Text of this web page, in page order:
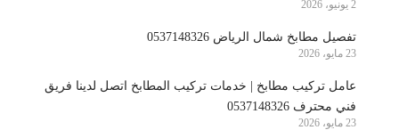
2 يونيو، 2026
تفصيل مطابخ شمال الرياض 0537148326
23 مايو، 2026
عامل تركيب مطابخ | خدمات تركيب المطابخ اتصل لدينا فريق
فني محترف 0537148326
23 مايو، 2026